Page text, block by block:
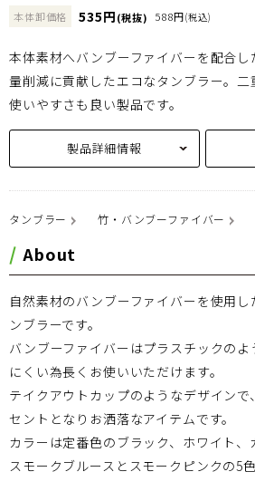
本体卸価格 535円(税抜) 588円(税込)
本体素材へバンブーファイバーを配合
量削減に貢献したエコなタンブラー。二
使いやすさも良い製品です。
製品詳細情報
タンブラー 竹・バンブーファイバー
About
自然素材のバンブーファイバーを使用
ンブラーです。
バンブーファイバーはプラスチックの
にくい為長くお使いいただけます。
テイクアウトカップのようなデザインで
セントとなりお洒落なアイテムです。
カラーは定番色のブラック、ホワイト
スモークブルースとスモークピンクの5